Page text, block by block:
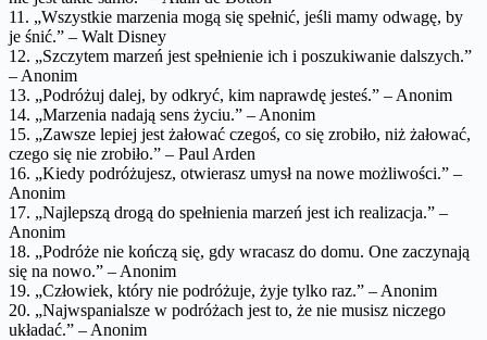
11. „Wszystkie marzenia mogą się spełnić, jeśli mamy odwagę, by
je śnić.” – Walt Disney
12. „Szczytem marzeń jest spełnienie ich i poszukiwanie dalszych.”
– Anonim
13. „Podróżuj dalej, by odkryć, kim naprawdę jesteś.” – Anonim
14. „Marzenia nadają sens życiu.” – Anonim
15. „Zawsze lepiej jest żałować czegoś, co się zrobiło, niż żałować,
czego się nie zrobiło.” – Paul Arden
16. „Kiedy podróżujesz, otwierasz umysł na nowe możliwości.” –
Anonim
17. „Najlepszą drogą do spełnienia marzeń jest ich realizacja.” –
Anonim
18. „Podróże nie kończą się, gdy wracasz do domu. One zaczynają
się na nowo.” – Anonim
19. „Człowiek, który nie podróżuje, żyje tylko raz.” – Anonim
20. „Najwspanialsze w podróżach jest to, że nie musisz niczego
układać.” – Anonim